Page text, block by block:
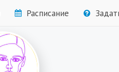
Расписание